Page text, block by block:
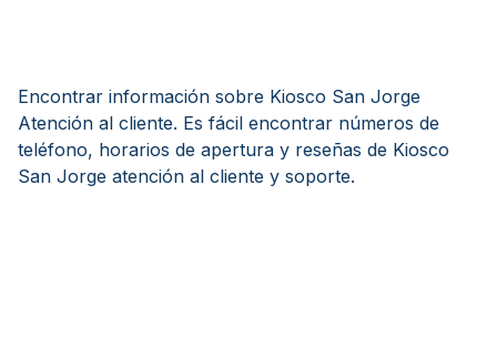
Encontrar información sobre Kiosco San Jorge
Atención al cliente. Es fácil encontrar números de
teléfono, horarios de apertura y reseñas de Kiosco
San Jorge atención al cliente y soporte.